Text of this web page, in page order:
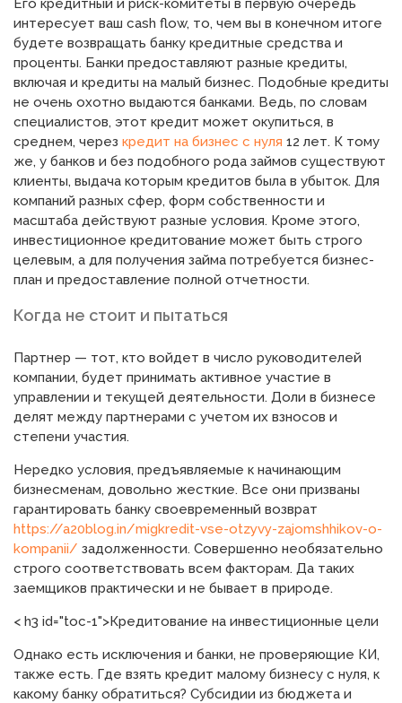
Его кредитный и риск-комитеты в первую очередь
интересует ваш cash flow, то, чем вы в конечном итоге
будете возвращать банку кредитные средства и
проценты. Банки предоставляют разные кредиты,
включая и кредиты на малый бизнес. Подобные кредиты
не очень охотно выдаются банками. Ведь, по словам
специалистов, этот кредит может окупиться, в
среднем, через кредит на бизнес с нуля 12 лет. К тому
же, у банков и без подобного рода займов существуют
клиенты, выдача которым кредитов была в убыток. Для
компаний разных сфер, форм собственности и
масштаба действуют разные условия. Кроме этого,
инвестиционное кредитование может быть строго
целевым, а для получения займа потребуется бизнес-
план и предоставление полной отчетности.
Когда не стоит и пытаться
Партнер — тот, кто войдет в число руководителей
компании, будет принимать активное участие в
управлении и текущей деятельности. Доли в бизнесе
делят между партнерами с учетом их взносов и
степени участия.
Нередко условия, предъявляемые к начинающим
бизнесменам, довольно жесткие. Все они призваны
гарантировать банку своевременный возврат
https://a20blog.in/migkredit-vse-otzyvy-zajomshhikov-o-
kompanii/ задолженности. Совершенно необязательно
строго соответствовать всем факторам. Да таких
заемщиков практически и не бывает в природе.
< h3 id="toc-1">Кредитование на инвестиционные цели
Однако есть исключения и банки, не проверяющие КИ,
также есть. Где взять кредит малому бизнесу с нуля, к
какому банку обратиться? Субсидии из бюджета и